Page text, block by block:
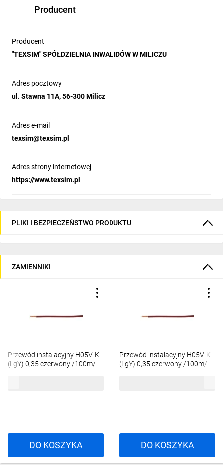
Producent
Producent
"TEXSIM" SPÓŁDZIELNIA INWALIDÓW W MILICZU
Adres pocztowy
ul. Stawna 11A, 56-300 Milicz
Adres e-mail
texsim@texsim.pl
Adres strony internetowej
https://www.texsim.pl
PLIKI I BEZPIECZEŃSTWO PRODUKTU
ZAMIENNIKI
Przewód instalacyjny H05V-K
(LgY) 0,35 czerwony /100m/
DO KOSZYKA
Przewód instalacyjny H05V-K
(LgY) 0,35 czerwony /100m/
DO KOSZYKA